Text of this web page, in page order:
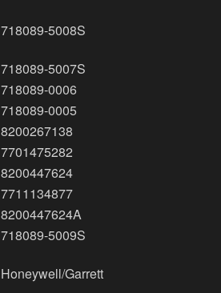
718089-5008S
718089-5007S
718089-0006
718089-0005
8200267138
7701475282
8200447624
7711134877
8200447624A
718089-5009S
Honeywell/Garrett